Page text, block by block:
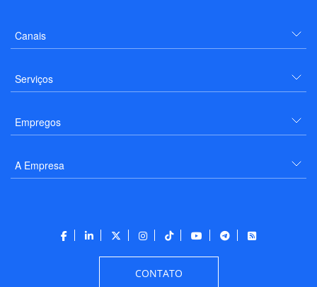
Canais
Serviços
Empregos
A Empresa
CONTATO